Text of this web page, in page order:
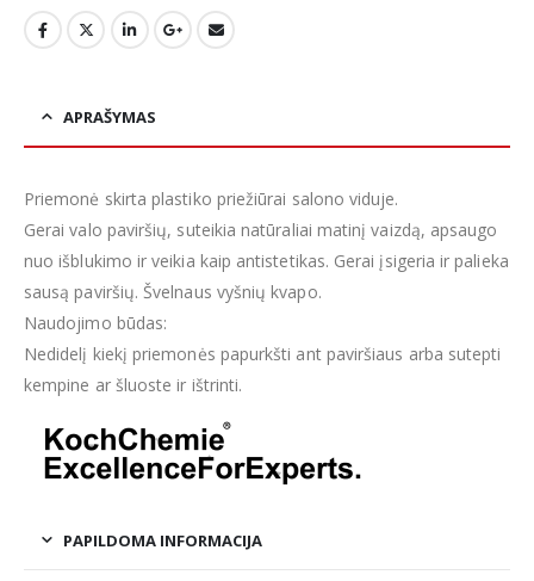
APRAŠYMAS
Priemonė skirta plastiko priežiūrai salono viduje.
Gerai valo paviršių, suteikia natūraliai matinį vaizdą, apsaugo
nuo išblukimo ir veikia kaip antistetikas. Gerai įsigeria ir palieka
sausą paviršių. Švelnaus vyšnių kvapo.
Naudojimo būdas:
Nedidelį kiekį priemonės papurkšti ant paviršiaus arba sutepti
kempine ar šluoste ir ištrinti.
PAPILDOMA INFORMACIJA